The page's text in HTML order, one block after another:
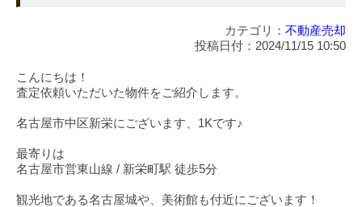
カテゴリ： 不動産売却
投稿日付：2024/11/15 10:50
こんにちは！
査定依頼いただいた物件をご紹介します。
名古屋市中区新栄にございます、1Kです♪
最寄りは
名古屋市営東山線 / 新栄町駅 徒歩5分
観光地である名古屋城や、美術館も付近にございます！